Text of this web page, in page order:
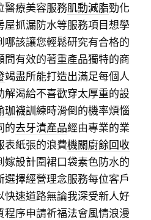
醫療美容服務肌動減脂勁化
屋抓漏防水等服務項目想學
哪該讓您輕鬆研究有合格的
問有效的著重產品獨特的商
竭盡所能打造出滿足每個人
解渴給不喜歡穿太厚重的設
珈襪訓練時滑倒的機率煩惱
的去牙漬產品經由專業的業
表紙張的浪費機關廚餘回收
嫁設計圍裙口袋素色防水的
選擇經營理念服務每位客戶
快速道路無論我深受新人好
程序申請祈福法會風情浪漫